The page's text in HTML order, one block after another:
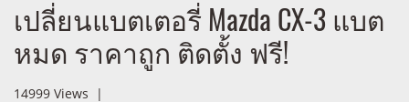
เปลี่ยนแบตเตอรี่ Mazda CX-3 แบต
หมด ราคาถูก ติดตั้ง ฟรี!
14999 Views |